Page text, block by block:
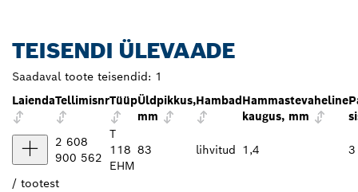
TEISENDI ÜLEVAADE
Saadaval toote teisendid: 1
LaiendaTellimisnrTüüpÜldpikkus,
mm
HambadHammastevaheline
kaugus, mm
2 608
900 562
T
118
EHM
83 lihvitud 1,4
/ tootest